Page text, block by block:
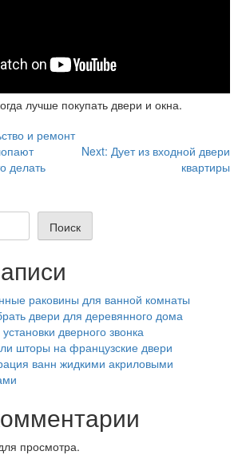
лучше покупать двери и окна.
и ремонт
делать
Next: Дует из входной двери
квартиры
Поиск
раковины для ванной комнаты
двери для деревянного дома
дверного звонка
шторы на французские двери
ванн жидкими акриловыми
просмотра.